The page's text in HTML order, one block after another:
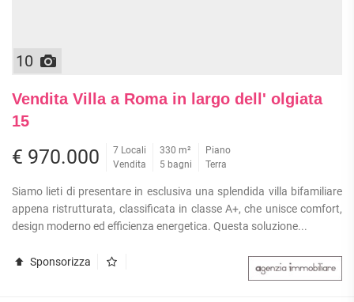
10
Vendita Villa a Roma in largo dell' olgiata
15
€ 970.000
7 Locali
Vendita
330 m²
5 bagni
Piano
Terra
Siamo lieti di presentare in esclusiva una splendida villa bifamiliare
appena ristrutturata, classificata in classe A+, che unisce comfort,
design moderno ed efficienza energetica. Questa soluzione...
Sponsorizza